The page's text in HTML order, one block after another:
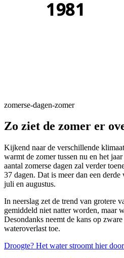
zomerse-dagen-zomer
Zo ziet de zomer er
Kijkend naar de verschillende
warmt de zomer tussen nu en het
aantal zomerse dagen zal verder
37 dagen. Dat is meer dan een
juli en augustus.
In neerslag zet de trend van grotere
gemiddeld niet natter worden, maar
Desondanks neemt de kans op
wateroverlast toe.
Droogte? Het water stroomt hier